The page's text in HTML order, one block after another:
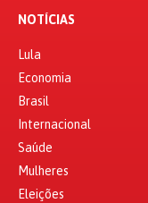
NOTÍCIAS
Lula
Economia
Brasil
Internacional
Saúde
Mulheres
Eleições